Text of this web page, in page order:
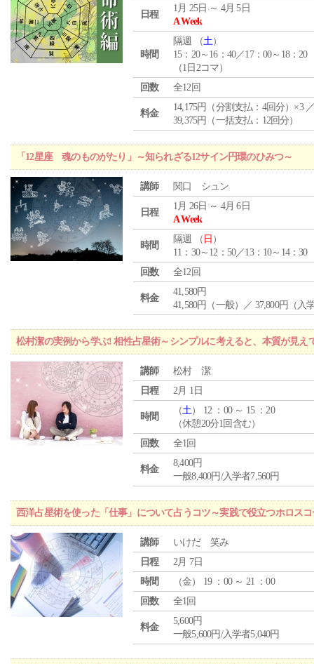
日程
1月 25日 ～ 4月 5日
A Week
時間
隔週 （土）
15：20～16：40／17：00～18：20
（1日2コマ）
回数
全12回
料金
14,175円（分割支払：4回分）×3
39,375円（一括支払：12回分）
「12星座 魂のものがたり」～知られざる12サイン円環のひみつ～
講師 関口 シュン
日程
1月 26日 ～ 4月 6日
A Week
時間
隔週 （ 日 ）
11：30～12：50／13：10～14：30
回数
全12回
料金
41,580円
41,580円（一般）／ 37,800円（入
松村潔の実例から学ぶ! 相性占星術～シンプルに考えると、本質が見え
講師
松村 潔
日程
2月 1日
時間
（土） 12 ：00 ～ 15 ：20
（休憩20分1回含む）
回数
全1回
料金
8,400円
一般8,400円/入学者7,560円
西洋占星術を使った「仕事」について占うコツ～実践で役立つホロス
講師
いけだ 笑み
日程
2月 7日
時間
（金） 19 ：00 ～ 21 ：00
回数
全1回
料金
5,600円
一般5,600円/入学者5,040円